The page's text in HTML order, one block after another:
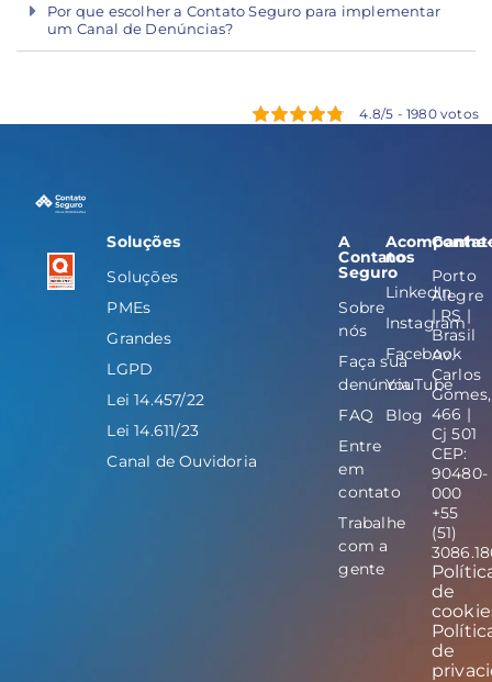
Por que escolher a Contato Seguro para implementar
um Canal de Denúncias?
4.8/5 - 1980 votos
Soluções
Soluções
PMEs
Grandes
LGPD
Lei 14.457/22
Lei 14.611/23
Canal de Ouvidoria
A
Contato
Seguro
Sobre
nós
Faça sua
denúncia
FAQ
Entre
em
contato
Trabalhe
com a
gente
Acompanhe-
nos
LinkedIn
Instagram
Facebook
YouTube
Blog
Porto
Alegre
| RS |
Brasil
Av.
Carlos
Gomes,
466 |
Cj 501
CEP:
90480-
000
+55
(51)
de
de